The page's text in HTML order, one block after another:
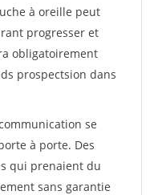
à oreille peut
progresser et
obligatoirement
prospectsion dans
se
à porte. Des
qui prenaient du
sans garantie